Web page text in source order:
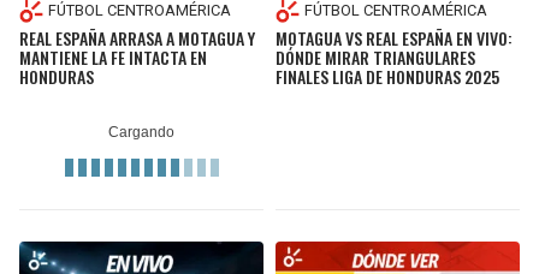
FÚTBOL CENTROAMÉRICA
REAL ESPAÑA ARRASA A MOTAGUA Y
MANTIENE LA FE INTACTA EN
HONDURAS
FÚTBOL CENTROAMÉRICA
MOTAGUA VS REAL ESPAÑA EN VIVO:
DÓNDE MIRAR TRIANGULARES
FINALES LIGA DE HONDURAS 2025